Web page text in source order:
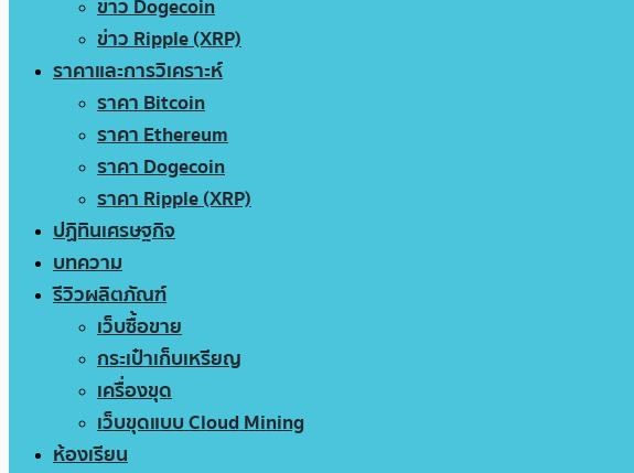
ข่าว Dogecoin
ข่าว Ripple (XRP)
ราคาและการวิเคราะห์
ราคา Bitcoin
ราคา Ethereum
ราคา Dogecoin
ราคา Ripple (XRP)
ปฏิทินเศรษฐกิจ
บทความ
รีวิวผลิตภัณฑ์
เว็บซื้อขาย
กระเป๋าเก็บเหรียญ
เครื่องขุด
เว็บขุดแบบ Cloud Mining
ห้องเรียน